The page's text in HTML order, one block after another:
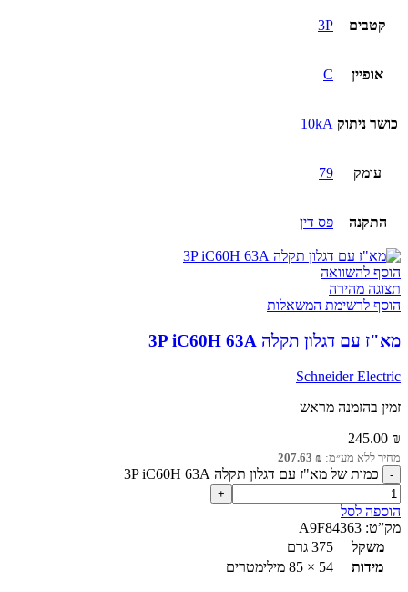
קטבים 3P
אופיין C
כושר ניתוק 10kA
עומק 79
התקנה פס דין
הוסף להשוואה
תצוגה מהירה
הוסף לרשימת המשאלות
מא"ז עם דגלון תקלה 3P iC60H 63A
Schneider Electric
זמין בהזמנה מראש
245.00 ₪
מחיר ללא מע״מ: 207.63 ₪
כמות של מא"ז עם דגלון תקלה 3P iC60H 63A
הוספה לסל
מק”ט: A9F84363
משקל
375 גרם
מידות
54 × 85 מילימטרים